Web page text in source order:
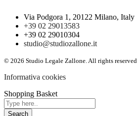
Via Podgora 1, 20122 Milano, Italy
+39 02 29013583
+39 02 29010304
studio@studiozallone.it
© 2026 Studio Legale Zallone. All rights reserved.
Informativa cookies
Shopping Basket